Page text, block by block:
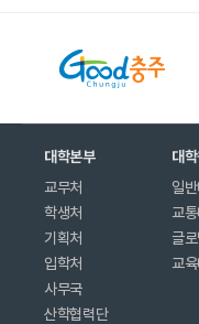
대학본부
교무처
학생처
기획처
입학처
사무국
산학협력단
대
일
교
글
교